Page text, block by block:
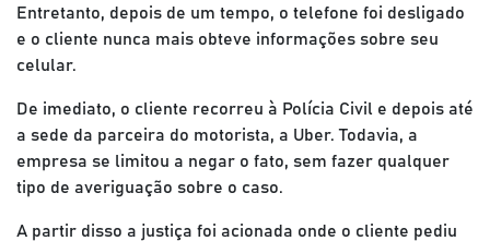
Entretanto, depois de um tempo, o telefone foi desligado
e o cliente nunca mais obteve informações sobre seu
celular.
De imediato, o cliente recorreu à Polícia Civil e depois até
a sede da parceira do motorista, a Uber. Todavia, a
empresa se limitou a negar o fato, sem fazer qualquer
tipo de averiguação sobre o caso.
A partir disso a justiça foi acionada onde o cliente pediu